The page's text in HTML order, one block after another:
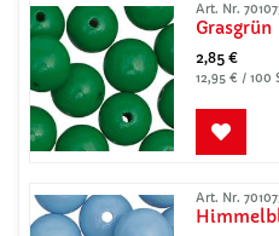
Art. Nr.
Grasgrün
2,85 €
12,95 € / 100
Art. Nr.